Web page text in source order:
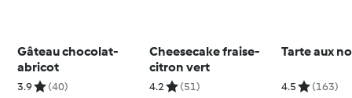
Gâteau chocolat-
abricot
3.9 (40)
Cheesecake fraise-
citron vert
4.2 (51)
Tarte aux
4.5 (163)